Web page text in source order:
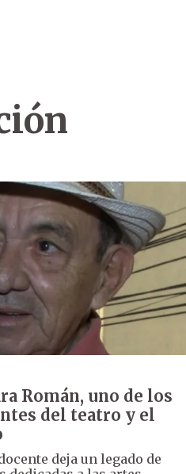
Román, uno de los
del teatro y el
deja un legado de